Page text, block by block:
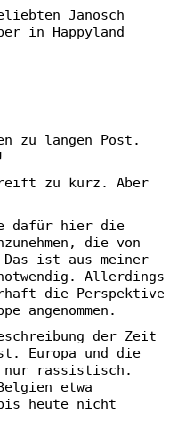
Janosch
in Happyland
zu langen Post.
zu kurz. Aber
dafür hier die
die von
ist aus meiner
Allerdings
die Perspektive
angenommen.
der Zeit
Europa und die
nur rassistisch.
etwa
heute nicht